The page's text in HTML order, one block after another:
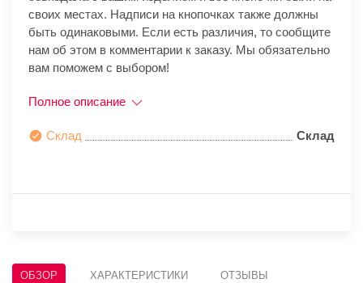
своих местах. Надписи на кнопочках также должны
быть одинаковыми. Если есть различия, то сообщите
нам об этом в комментарии к заказу. Мы обязательно
вам поможем с выбором!
Полное описание
Склад Склад
ОБЗОР ХАРАКТЕРИСТИКИ ОТЗЫВЫ